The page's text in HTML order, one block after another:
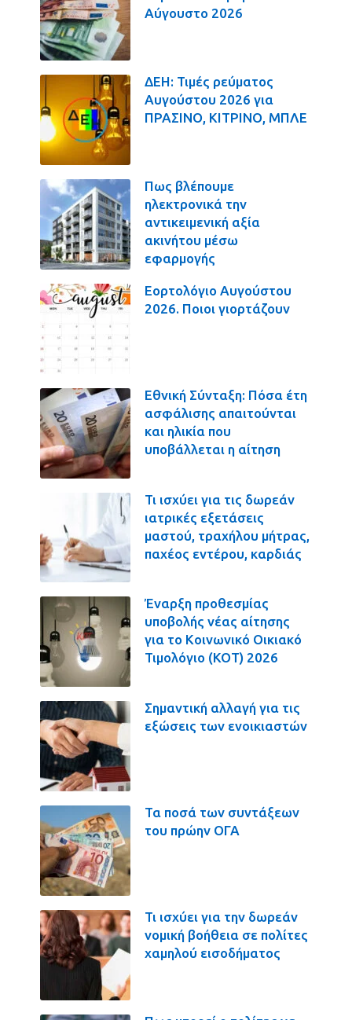
Αύγουστο 2026
ΔΕΗ: Τιμές ρεύματος
Αυγούστου 2026 για
ΠΡΑΣΙΝΟ, ΚΙΤΡΙΝΟ, ΜΠΛΕ
Πως βλέπουμε
ηλεκτρονικά την
αντικειμενική αξία
ακινήτου μέσω
εφαρμογής
Εορτολόγιο Αυγούστου
2026. Ποιοι γιορτάζουν
Εθνική Σύνταξη: Πόσα έτη
ασφάλισης απαιτούνται
και ηλικία που
υποβάλλεται η αίτηση
Τι ισχύει για τις δωρεάν
ιατρικές εξετάσεις
μαστού, τραχήλου μήτρας,
παχέος εντέρου, καρδιάς
Έναρξη προθεσμίας
υποβολής νέας αίτησης
για το Κοινωνικό Οικιακό
Τιμολόγιο (ΚΟΤ) 2026
Σημαντική αλλαγή για τις
εξώσεις των ενοικιαστών
Τα ποσά των συντάξεων
του πρώην ΟΓΑ
Τι ισχύει για την δωρεάν
νομική βοήθεια σε πολίτες
χαμηλού εισοδήματος